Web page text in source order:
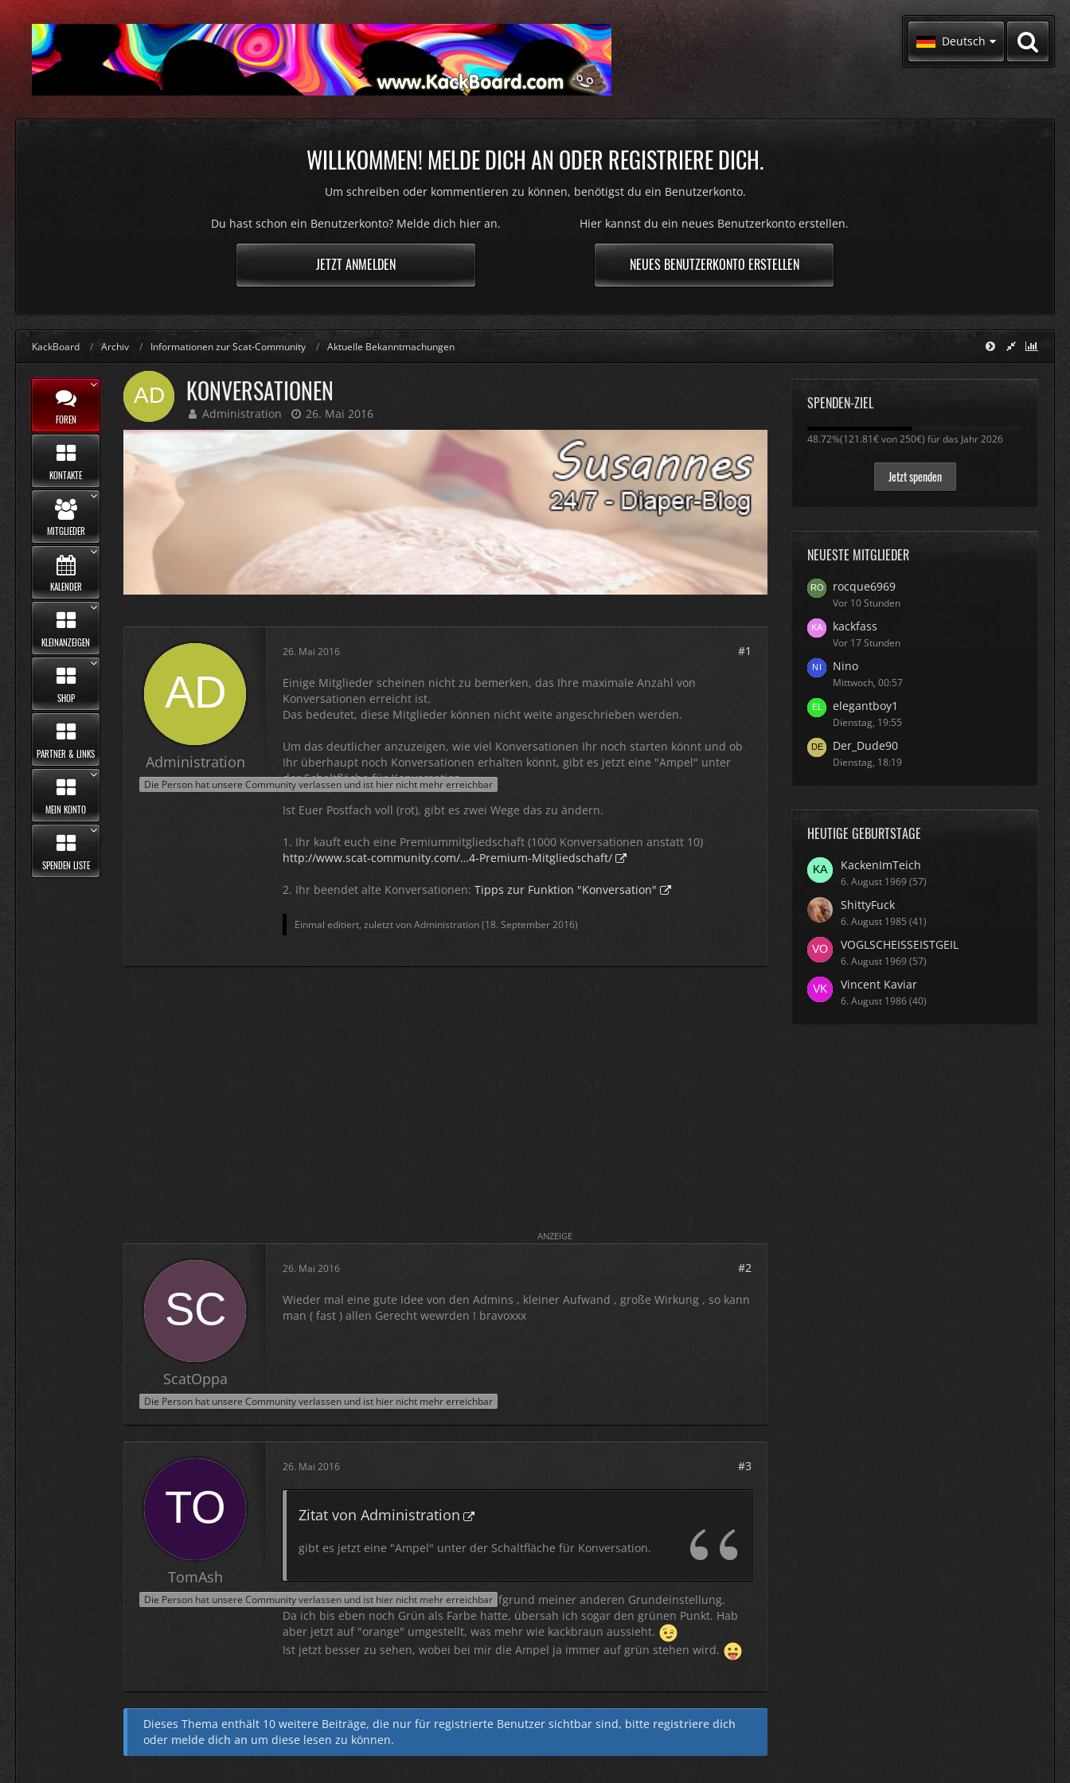
Deutsch
WILLKOMMEN! MELDE DICH AN ODER REGISTRIERE DICH.
Um schreiben oder kommentieren zu können, benötigst du ein Benutzerkonto.
Du hast schon ein Benutzerkonto? Melde dich hier an.
JETZT ANMELDEN
Hier kannst du ein neues Benutzerkonto erstellen.
NEUES BENUTZERKONTO ERSTELLEN
KackBoard Archiv Informationen zur Scat-Community Aktuelle Bekanntmachungen
FOREN
KONTAKTE
MITGLIEDER
KALENDER
KLEINANZEIGEN
SHOP
PARTNER & LINKS
MEIN KONTO
SPENDEN LISTE
KONVERSATIONEN
Administration 26. Mai 2016
Administration
Die Person hat unsere Community verlassen und ist hier nicht mehr erreichbar
26. Mai 2016 #1
Einige Mitglieder scheinen nicht zu bemerken, das Ihre maximale Anzahl von
Konversationen erreicht ist.
Das bedeutet, diese Mitglieder können nicht weite angeschrieben werden.
Um das deutlicher anzuzeigen, wie viel Konversationen Ihr noch starten könnt und ob
Ihr überhaupt noch Konversationen erhalten könnt, gibt es jetzt eine "Ampel" unter
der Schaltfläche für Konversation.
Ist Euer Postfach voll (rot), gibt es zwei Wege das zu ändern.
1. Ihr kauft euch eine Premiummitgliedschaft (1000 Konversationen anstatt 10)
http://www.scat-community.com/…4-Premium-Mitgliedschaft/
2. Ihr beendet alte Konversationen: Tipps zur Funktion "Konversation"
Einmal editiert, zuletzt von Administration (18. September 2016)
ANZEIGE
ScatOppa
Die Person hat unsere Community verlassen und ist hier nicht mehr erreichbar
26. Mai 2016 #2
Wieder mal eine gute Idee von den Admins , kleiner Aufwand , große Wirkung , so kann
man ( fast ) allen Gerecht wewrden ! bravoxxx
TomAsh
Die Person hat unsere Community verlassen und ist hier nicht mehr erreichbar
26. Mai 2016 #3
Zitat von Administration
gibt es jetzt eine "Ampel" unter der Schaltfläche für Konversation.
Bei mir ist es neben der Schaltfläche, aufgrund meiner anderen Grundeinstellung.
Da ich bis eben noch Grün als Farbe hatte, übersah ich sogar den grünen Punkt. Hab
aber jetzt auf "orange" umgestellt, was mehr wie kackbraun aussieht.
Ist jetzt besser zu sehen, wobei bei mir die Ampel ja immer auf grün stehen wird.
Dieses Thema enthält 10 weitere Beiträge, die nur für registrierte Benutzer sichtbar sind, bitte registriere dich
oder melde dich an um diese lesen zu können.
SPENDEN-ZIEL
48.72%
48.72%(121.81€ von 250€) für das Jahr 2026
Jetzt spenden
NEUESTE MITGLIEDER
rocque6969
Vor 10 Stunden
kackfass
Vor 17 Stunden
Nino
Mittwoch, 00:57
elegantboy1
Dienstag, 19:55
Der_Dude90
Dienstag, 18:19
HEUTIGE GEBURTSTAGE
KackenImTeich
6. August 1969 (57)
ShittyFuck
6. August 1985 (41)
VOGLSCHEISSEISTGEIL
6. August 1969 (57)
Vincent Kaviar
6. August 1986 (40)